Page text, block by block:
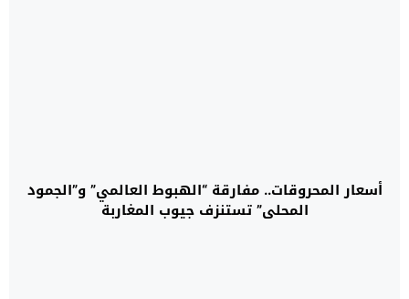
أسعار المحروقات.. مفارقة “الهبوط العالمي” و”الجمود
المحلي” تستنزف جيوب المغاربة